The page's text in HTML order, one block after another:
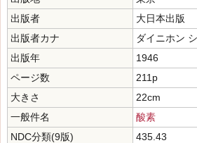
出版者
大日本出版
出版者カナ
ダイニホン
出版年
1946
ページ数
211p
大きさ
22cm
一般件名
酸素
NDC分類(9版)
435.43